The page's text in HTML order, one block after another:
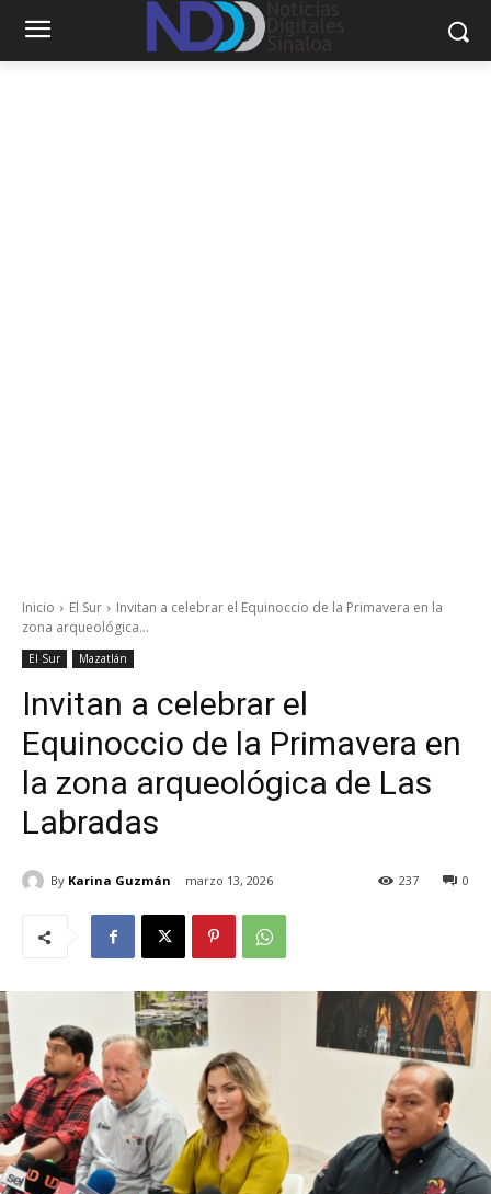
Inicio El Sur
Invitan a celebrar el Equinoccio de la Primavera en la
zona arqueológica...
El Sur Mazatlán
Invitan a celebrar el
Equinoccio de la Primavera en
la zona arqueológica de Las
Labradas
By Karina Guzmán marzo 13, 2026 0
237